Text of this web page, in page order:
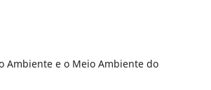
Ambiente e o Meio Ambiente do